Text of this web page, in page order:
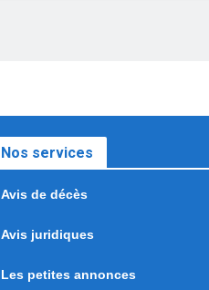
Nos services
Avis de décès
Avis juridiques
Les petites annonces